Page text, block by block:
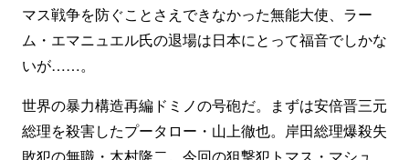
マス戦争を防ぐことさえできなかった無能大使、ラー
ム・エマニュエル氏の退場は日本にとって福音でしかな
いが……。
世界の暴力構造再編ドミノの号砲だ。まずは安倍晋三元
総理を殺害したプータロー・山上徹也。岸田総理爆殺失
敗犯の無職・木村隆二。今回の狙撃犯トマス・マシュ